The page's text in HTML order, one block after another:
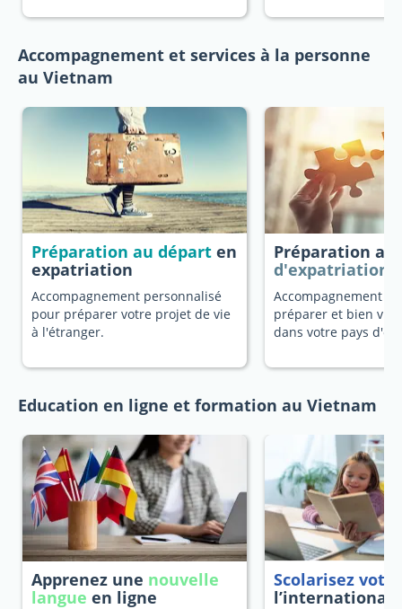
Accompagnement et services à la personne
au Vietnam
Préparation au départ en
expatriation
Accompagnement personnalisé
pour préparer votre projet de vie
à l'étranger.
Préparation au
d'expatriation
Accompagnement
préparer et bien
dans votre pays
Education en ligne et formation au Vietnam
Apprenez une nouvelle
langue en ligne
Scolarisez
l’international